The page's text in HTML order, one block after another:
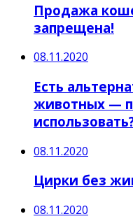
Продажа
запрещена!
08.11.2020
Есть
животных —
08.11.2020
Цирки без
08.11.2020